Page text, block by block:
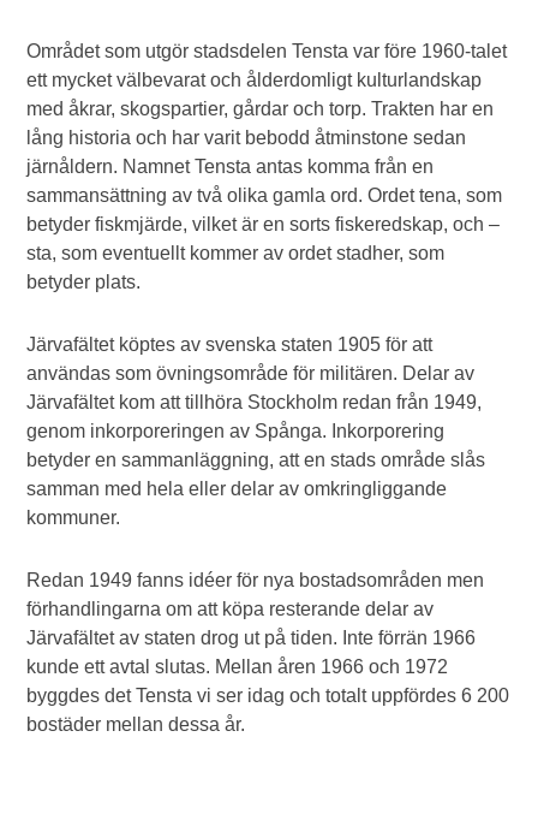
Området som utgör stadsdelen Tensta var före 1960-talet
ett mycket välbevarat och ålderdomligt kulturlandskap
med åkrar, skogspartier, gårdar och torp. Trakten har en
lång historia och har varit bebodd åtminstone sedan
järnåldern. Namnet Tensta antas komma från en
sammansättning av två olika gamla ord. Ordet tena, som
betyder fiskmjärde, vilket är en sorts fiskeredskap, och –
sta, som eventuellt kommer av ordet stadher, som
betyder plats.
Järvafältet köptes av svenska staten 1905 för att
användas som övningsområde för militären. Delar av
Järvafältet kom att tillhöra Stockholm redan från 1949,
genom inkorporeringen av Spånga. Inkorporering
betyder en sammanläggning, att en stads område slås
samman med hela eller delar av omkringliggande
kommuner.
Redan 1949 fanns idéer för nya bostadsområden men
förhandlingarna om att köpa resterande delar av
Järvafältet av staten drog ut på tiden. Inte förrän 1966
kunde ett avtal slutas. Mellan åren 1966 och 1972
byggdes det Tensta vi ser idag och totalt uppfördes 6 200
bostäder mellan dessa år.